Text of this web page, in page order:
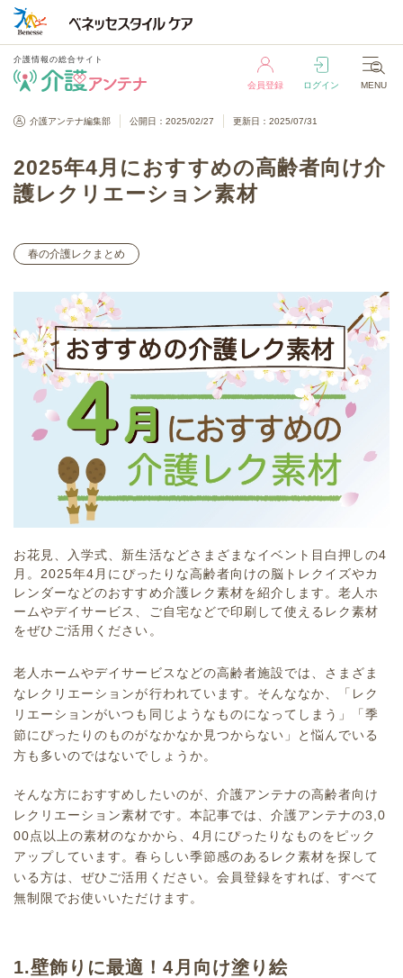
介護情報の総合サイト
会員登録 ログイン MENU
介護情報の総合サイト
介護アンテナ編集部 公開日：2025/02/27 更新日：2025/07/31
2025年4月におすすめの高齢者向け介
護レクリエーション素材
春の介護レクまとめ
お花見、入学式、新生活などさまざまなイベント目白押しの4
月。2025年4月にぴったりな高齢者向けの脳トレクイズやカ
レンダーなどのおすすめ介護レク素材を紹介します。老人ホ
ームやデイサービス、ご自宅などで印刷して使えるレク素材
をぜひご活用ください。
老人ホームやデイサービスなどの高齢者施設では、さまざま
なレクリエーションが行われています。そんななか、「レク
リエーションがいつも同じようなものになってしまう」「季
節にぴったりのものがなかなか見つからない」と悩んでいる
方も多いのではないでしょうか。
そんな方におすすめしたいのが、介護アンテナの高齢者向け
レクリエーション素材です。本記事では、介護アンテナの3,0
00点以上の素材のなかから、4月にぴったりなものをピック
アップしています。春らしい季節感のあるレク素材を探して
いる方は、ぜひご活用ください。会員登録をすれば、すべて
無制限でお使いいただけます。
1.壁飾りに最適！4月向け塗り絵